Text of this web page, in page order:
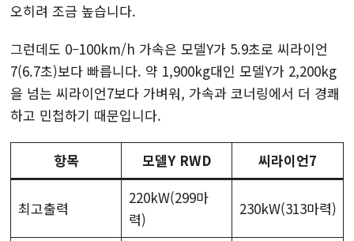
오히려 조금 높습니다.
그런데도 0–100km/h 가속은 모델Y가 5.9초로 씨라이언
7(6.7초)보다 빠릅니다. 약 1,900kg대인 모델Y가 2,200kg
을 넘는 씨라이언7보다 가벼워, 가속과 코너링에서 더 경쾌
하고 민첩하기 때문입니다.
항목 모델Y RWD 씨라이언7
최고출력
220kW(299마
력)
230kW(313마력)